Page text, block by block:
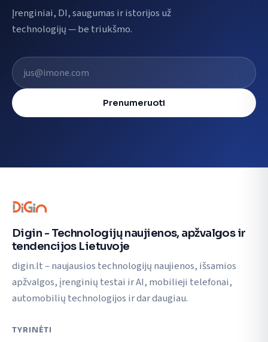
Įrenginiai, DI, saugumas ir istorijos už
technologijų — be triukšmo.
El. pašto adresas
Prenumeruoti
Digin - Technologijų naujienos, apžvalgos ir
tendencijos Lietuvoje
digin.lt – naujausios technologijų naujienos, išsamios
apžvalgos, įrenginių testai ir AI, mobilieji telefonai,
automobilių technologijos ir dar daugiau.
TYRINĖTI